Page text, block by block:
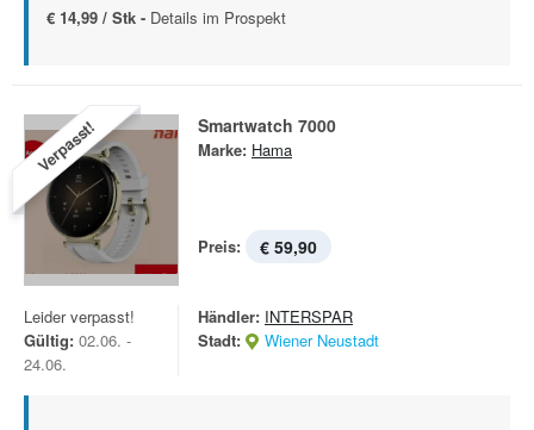
€ 14,99 / Stk - Details im Prospekt
Verpasst! Smartwatch 7000
Marke: Hama
Preis: € 59,90
Leider verpasst!
Gültig: 02.06. -
24.06.
Händler: INTERSPAR
Stadt:
Wiener Neustadt